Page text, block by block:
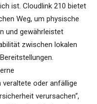
ist. Cloudlink 210 bietet
Weg, um physische
und gewährleistet
zwischen lokalen
oder anfällige
verursachen“,